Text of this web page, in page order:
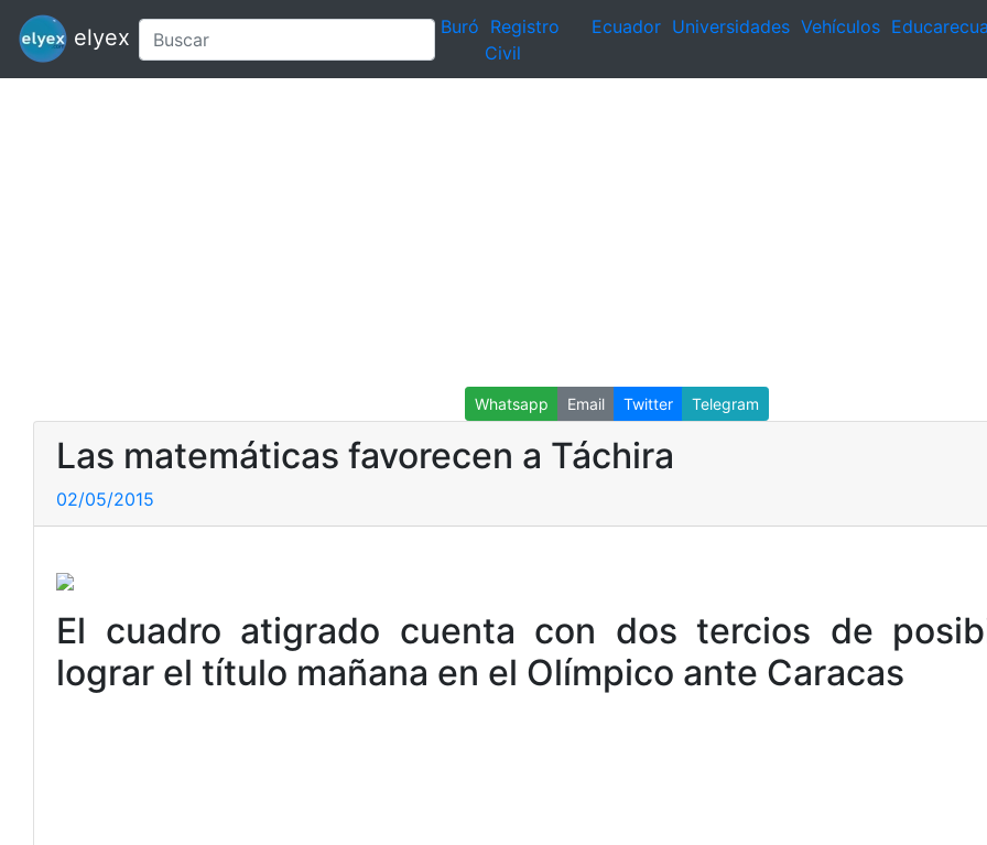
elyex Buró Registro
Civil
Ecuador Universidades Vehículos
Whatsapp Email Twitter Telegram
Las matemáticas favorecen a Táchira
02/05/2015
El cuadro atigrado cuenta con dos tercios de
lograr el título mañana en el Olímpico ante Caracas